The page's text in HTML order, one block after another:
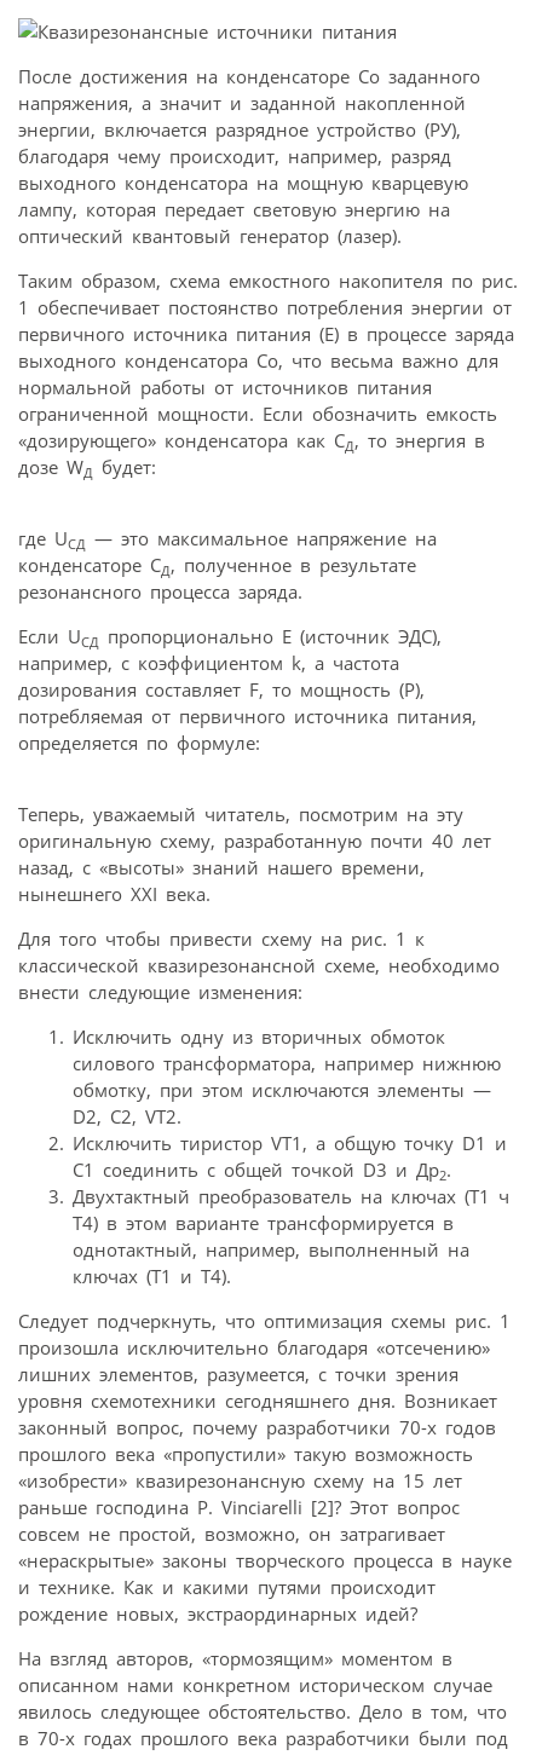
После достижения на конденсаторе Cо заданного
напряжения, а значит и заданной накопленной
энергии, включается разрядное устройство (РУ),
благодаря чему происходит, например, разряд
выходного конденсатора на мощную кварцевую
лампу, которая передает световую энергию на
оптический квантовый генератор (лазер).
Таким образом, схема емкостного накопителя по рис.
1 обеспечивает постоянство потребления энергии от
первичного источника питания (E) в процессе заряда
выходного конденсатора Cо, что весьма важно для
нормальной работы от источников питания
ограниченной мощности. Если обозначить емкость
«дозирующего» конденсатора как CД, то энергия в
дозе WД будет:
где UCД — это максимальное напряжение на
конденсаторе CД, полученное в результате
резонансного процесса заряда.
Если UCД пропорционально E (источник ЭДС),
например, с коэффициентом k, а частота
дозирования составляет F, то мощность (P),
потребляемая от первичного источника питания,
определяется по формуле:
Теперь, уважаемый читатель, посмотрим на эту
оригинальную схему, разработанную почти 40 лет
назад, с «высоты» знаний нашего времени,
нынешнего XXI века.
Для того чтобы привести схему на рис. 1 к
классической квазирезонансной схеме, необходимо
внести следующие изменения:
Исключить одну из вторичных обмоток
силового трансформатора, например нижнюю
обмотку, при этом исключаются элементы —
D2, C2, VТ2.
Исключить тиристор VТ1, а общую точку D1 и
C1 соединить с общей точкой D3 и Др2.
Двухтактный преобразователь на ключах (T1 ч
T4) в этом варианте трансформируется в
однотактный, например, выполненный на
ключах (T1 и T4).
Следует подчеркнуть, что оптимизация схемы рис. 1
произошла исключительно благодаря «отсечению»
лишних элементов, разумеется, с точки зрения
уровня схемотехники сегодняшнего дня. Возникает
законный вопрос, почему разработчики 70-х годов
прошлого века «пропустили» такую возможность
«изобрести» квазирезонансную схему на 15 лет
раньше господина P. Vinciarelli [2]? Этот вопрос
совсем не простой, возможно, он затрагивает
«нераскрытые» законы творческого процесса в науке
и технике. Как и какими путями происходит
рождение новых, экстраординарных идей?
На взгляд авторов, «тормозящим» моментом в
описанном нами конкретном историческом случае
явилось следующее обстоятельство. Дело в том, что
в 70-х годах прошлого века разработчики были под